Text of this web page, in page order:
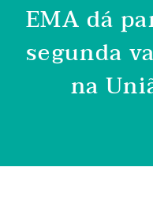
EMA dá
segunda
na